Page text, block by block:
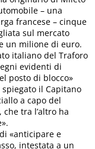
– una
francese – cinque
sul mercato
un milione di euro.
italiano del Traforo
evidenti di
posto di blocco»
il Capitano
a capo del
tra l’altro ha
«anticipare e
intestata a un